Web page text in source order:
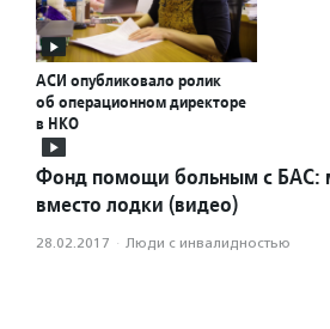
АСИ опубликовало ролик
об операционном директоре
в НКО
Фонд помощи больным с БАС:
вместо лодки (видео)
28.02.2017 · Люди с инвалидностью